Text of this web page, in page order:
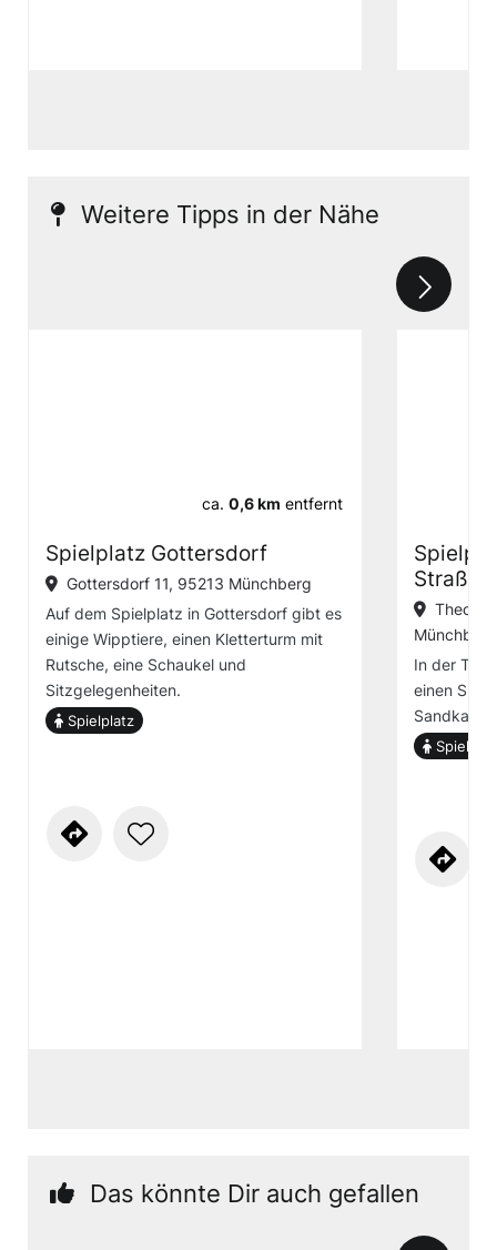
Weitere Tipps in der Nähe
ca. 0,6 km entfernt
Spielplatz Gottersdorf
Gottersdorf 11, 95213 Münchberg
Auf dem Spielplatz in Gottersdorf gibt es
einige Wipptiere, einen Kletterturm mit
Rutsche, eine Schaukel und
Sitzgelegenheiten.
Spielplatz
Straße
Münchberg
In der
einen
Das könnte Dir auch gefallen